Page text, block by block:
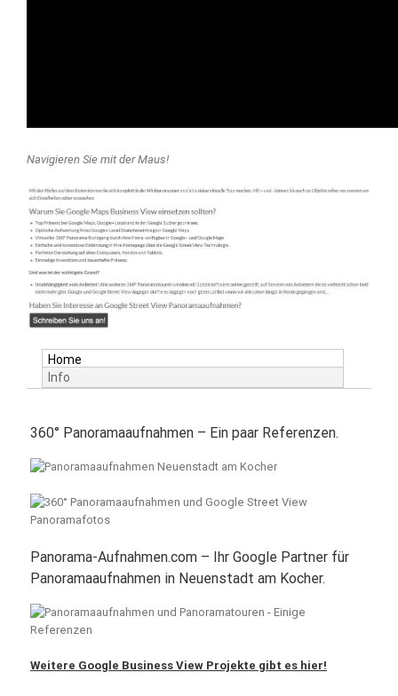
Navigieren Sie mit der Maus!
Home
Info
360° Panoramaaufnahmen – Ein paar Referenzen.
Panorama-Aufnahmen.com – Ihr Google Partner für
Panoramaaufnahmen in Neuenstadt am Kocher.
Weitere Google Business View Projekte gibt es hier!